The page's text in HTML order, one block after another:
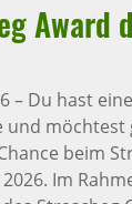
Award
–Du hast
und möchtest
beim
Im